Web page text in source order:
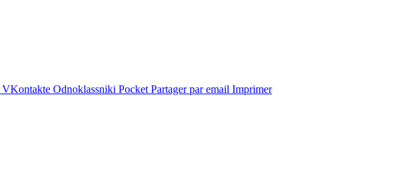
VKontakte Odnoklassniki Pocket Partager par email Imprimer